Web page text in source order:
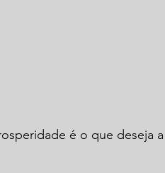
é o que deseja